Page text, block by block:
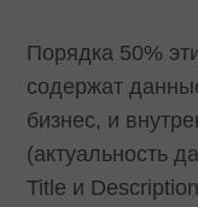
Порядка 50%
содержат
бизнес, и
(актуальность
Title и